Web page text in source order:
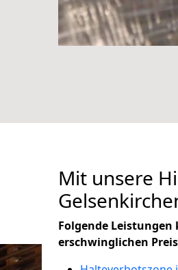
Mit unsere
Folgende Leistungen
erschwinglichen